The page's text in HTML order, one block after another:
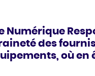
Numérique
des
où en